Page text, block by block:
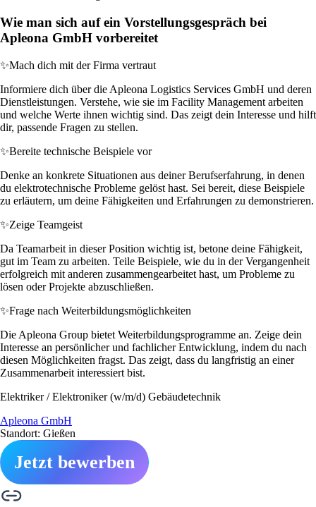
Wie man sich auf ein Vorstellungsgespräch bei
Apleona GmbH vorbereitet
✨Mach dich mit der Firma vertraut
Informiere dich über die Apleona Logistics Services GmbH und deren
Dienstleistungen. Verstehe, wie sie im Facility Management arbeiten
und welche Werte ihnen wichtig sind. Das zeigt dein Interesse und hilft
dir, passende Fragen zu stellen.
✨Bereite technische Beispiele vor
Denke an konkrete Situationen aus deiner Berufserfahrung, in denen
du elektrotechnische Probleme gelöst hast. Sei bereit, diese Beispiele
zu erläutern, um deine Fähigkeiten und Erfahrungen zu demonstrieren.
✨Zeige Teamgeist
Da Teamarbeit in dieser Position wichtig ist, betone deine Fähigkeit,
gut im Team zu arbeiten. Teile Beispiele, wie du in der Vergangenheit
erfolgreich mit anderen zusammengearbeitet hast, um Probleme zu
lösen oder Projekte abzuschließen.
✨Frage nach Weiterbildungsmöglichkeiten
Die Apleona Group bietet Weiterbildungsprogramme an. Zeige dein
Interesse an persönlicher und fachlicher Entwicklung, indem du nach
diesen Möglichkeiten fragst. Das zeigt, dass du langfristig an einer
Zusammenarbeit interessiert bist.
Elektriker / Elektroniker (w/m/d) Gebäudetechnik
Apleona GmbH
Standort: Gießen
Jetzt bewerben